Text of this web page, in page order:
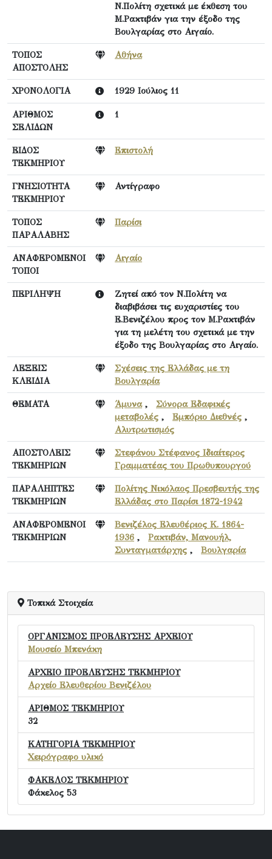
Ν.Πολίτη σχετικά με έκθεση του
Μ.Ρακτιβάν για την έξοδο της
Βουλγαρίας στο Αιγαίο.
ΤΟΠΟΣ
ΑΠΟΣΤΟΛΗΣ
Αθήνα
ΧΡΟΝΟΛΟΓΙΑ 1929 Ιούλιος 11
ΑΡΙΘΜΟΣ
ΣΕΛΙΔΩΝ
1
ΕΙΔΟΣ
ΤΕΚΜΗΡΙΟΥ
Επιστολή
ΓΝΗΣΙΟΤΗΤΑ
ΤΕΚΜΗΡΙΟΥ
Αντίγραφο
ΤΟΠΟΣ
ΠΑΡΑΛΑΒΗΣ
Παρίσι
ΑΝΑΦΕΡΟΜΕΝΟΙ
ΤΟΠΟΙ
Αιγαίο
ΠΕΡΙΛΗΨΗ
Ζητεί από τον Ν.Πολίτη να
διαβιβάσει τις ευχαριστίες του
Ε.Βενιζέλου προς τον Μ.Ρακτιβάν
για τη μελέτη του σχετικά με την
έξοδο της Βουλγαρίας στο Αιγαίο.
ΛΕΞΕΙΣ
ΚΛΕΙΔΙΑ
Σχέσεις της Ελλάδας με τη
Βουλγαρία
ΘΕΜΑΤΑ Άμυνα, Σύνορα Εδαφικές
μεταβολές , Εμπόριο Διεθνές ,
Αλυτρωτισμός
ΑΠΟΣΤΟΛΕΙΣ
ΤΕΚΜΗΡΙΩΝ
Στεφάνου Στέφανος Ιδιαίτερος
Γραμματέας του Πρωθυπουργού
ΠΑΡΑΛΗΠΤΕΣ
ΤΕΚΜΗΡΙΩΝ
Πολίτης Νικόλαος Πρεσβευτής της
Ελλάδας στο Παρίσι 1872-1942
ΑΝΑΦΕΡΟΜΕΝΟΙ
ΤΕΚΜΗΡΙΩΝ
Βενιζέλος Ελευθέριος Κ. 1864-
1936 , Ρακτιβάν, Μανουήλ,
Συνταγματάρχης , Βουλγαρία
Τοπικά Στοιχεία
ΟΡΓΑΝΙΣΜΟΣ ΠΡΟΕΛΕΥΣΗΣ ΑΡΧΕΙΟΥ
Μουσείο Μπενάκη
ΑΡΧΕΙΟ ΠΡΟΕΛΕΥΣΗΣ ΤΕΚΜΗΡΙΟΥ
Αρχείο Ελευθερίου Βενιζέλου
ΑΡΙΘΜΟΣ ΤΕΚΜΗΡΙΟΥ
32
ΚΑΤΗΓΟΡΙΑ ΤΕΚΜΗΡΙΟΥ
Χειρόγραφο υλικό
ΦΑΚΕΛΟΣ ΤΕΚΜΗΡΙΟΥ
Φάκελος 53